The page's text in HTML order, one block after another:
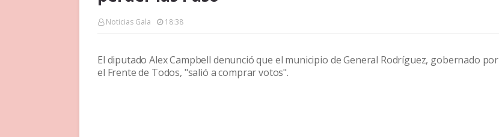
Noticias Gala 18:38
El diputado Alex Campbell denunció que el municipio de General Rodríguez, gobernado por
el Frente de Todos, "salió a comprar votos".